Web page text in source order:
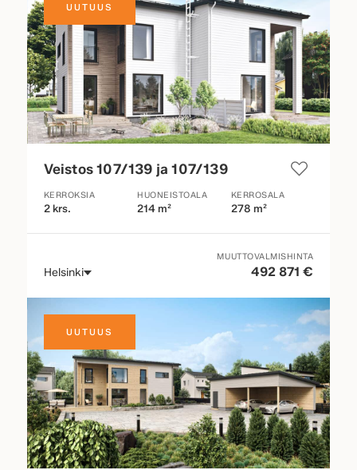
UUTUUS
Veistos 107/139 ja 107/139
KERROKSIA
2 krs.
HUONEISTOALA
214 m²
KERROSALA
278 m²
Helsinki
MUUTTOVALMISHINTA
492 871 €
UUTUUS